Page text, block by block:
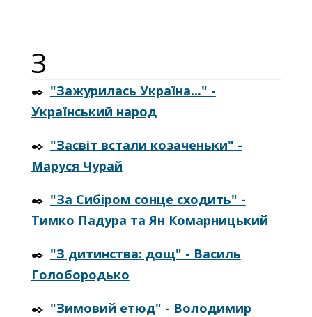
З
✒️ "Зажурилась Україна..." -
Український народ
✒️ "Засвіт встали козаченьки" -
Маруся Чурай
✒️ "За Сибіром сонце сходить" -
Тимко Падура та Ян Комарницький
✒️ "З дитинства: дощ" - Василь
Голобородько
✒️ "Зимовий етюд" - Володимир